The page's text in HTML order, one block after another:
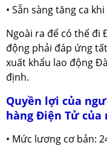
• Sẵn sàng tăng ca
Ngoài ra để có thể đi
động phải đáp ứng
xuất khẩu lao động
định.
Quyền lợi của
hàng Điện Tử của
• Mức lương cơ bản: